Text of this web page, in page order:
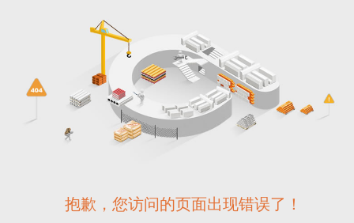
抱歉，您访问的页面出现错误了！